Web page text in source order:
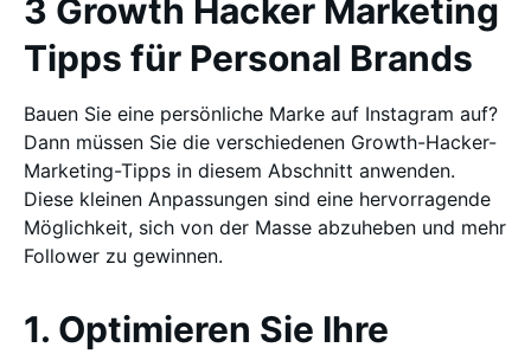
3 Growth Hacker Marketing
Tipps für Personal Brands
Bauen Sie eine persönliche Marke auf Instagram auf?
Dann müssen Sie die verschiedenen Growth-Hacker-
Marketing-Tipps in diesem Abschnitt anwenden.
Diese kleinen Anpassungen sind eine hervorragende
Möglichkeit, sich von der Masse abzuheben und mehr
Follower zu gewinnen.
1. Optimieren Sie Ihre